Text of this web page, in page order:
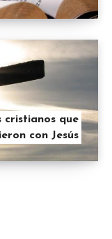
cristianos que
con Jesús